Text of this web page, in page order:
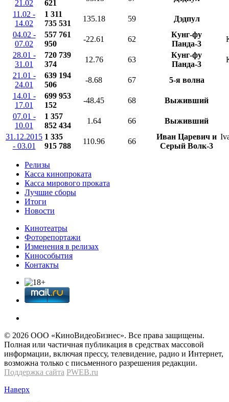
21.02 621
11.02 -
14.02
1 311
735 531
135.18 59
Дэдпул
04.02 -
07.02
557 761
950
-22.61 62
Кунг-фу
Панда-3
28.01 -
31.01
720 739
374
12.76 63
Кунг-фу
Панда-3
21.01 -
24.01
639 194
506
-8.68 67
5-я волна
14.01 -
17.01
699 953
152
-48.45 68
Выживший
07.01 -
10.01
1 357
852 434
1.64 66
Выживший
31.12.2015
- 03.01
1 335
915 788
110.96 66
Иван Царевич и
Серый Волк-3
Релизы
Касса кинопроката
Касса мирового проката
Лучшие сборы
Итоги
Новости
Кинотеатры
Фоторепортажи
Изменения в релизах
Кинособытия
Контакты
© 2026 OOО «КиноВидеоБизнес». Все права защищены.
Полная или частичная публикация в средствах массовой
информации, включая прессу, телевидение, радио и Интернет,
возможна только с письменного разрешения редакции.
Поддержка сайта PWEB.ru
Наверх